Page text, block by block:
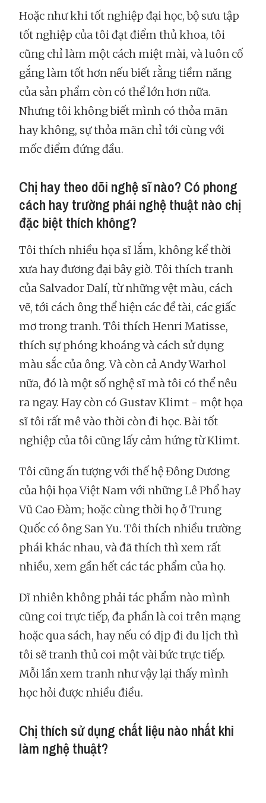
Hoặc như khi tốt nghiệp đại học, bộ sưu tập
tốt nghiệp của tôi đạt điểm thủ khoa, tôi
cũng chỉ làm một cách miệt mài, và luôn cố
gắng làm tốt hơn nếu biết rằng tiềm năng
của sản phẩm còn có thể lớn hơn nữa.
Nhưng tôi không biết mình có thỏa mãn
hay không, sự thỏa mãn chỉ tới cùng với
mốc điểm đứng đầu.
Chị hay theo dõi nghệ sĩ nào? Có phong
cách hay trường phái nghệ thuật nào chị
đặc biệt thích không?
Tôi thích nhiều họa sĩ lắm, không kể thời
xưa hay đương đại bây giờ. Tôi thích tranh
của Salvador Dalí, từ những vệt màu, cách
vẽ, tới cách ông thể hiện các đề tài, các giấc
mơ trong tranh. Tôi thích Henri Matisse,
thích sự phóng khoáng và cách sử dụng
màu sắc của ông. Và còn cả Andy Warhol
nữa, đó là một số nghệ sĩ mà tôi có thể nêu
ra ngay. Hay còn có Gustav Klimt - một họa
sĩ tôi rất mê vào thời còn đi học. Bài tốt
nghiệp của tôi cũng lấy cảm hứng từ Klimt.
Tôi cũng ấn tượng với thế hệ Đông Dương
của hội họa Việt Nam với những Lê Phổ hay
Vũ Cao Đàm; hoặc cùng thời họ ở Trung
Quốc có ông San Yu. Tôi thích nhiều trường
phái khác nhau, và đã thích thì xem rất
nhiều, xem gần hết các tác phẩm của họ.
Dĩ nhiên không phải tác phẩm nào mình
cũng coi trực tiếp, đa phần là coi trên mạng
hoặc qua sách, hay nếu có dịp đi du lịch thì
tôi sẽ tranh thủ coi một vài bức trực tiếp.
Mỗi lần xem tranh như vậy lại thấy mình
học hỏi được nhiều điều.
Chị thích sử dụng chất liệu nào nhất khi
làm nghệ thuật?